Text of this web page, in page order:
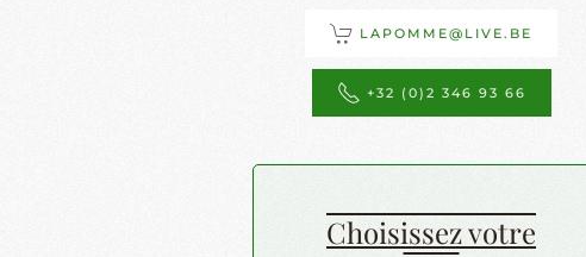
LAPOMME@LIVE.BE
+32 (0)2 346 93 66
Choisissez votre